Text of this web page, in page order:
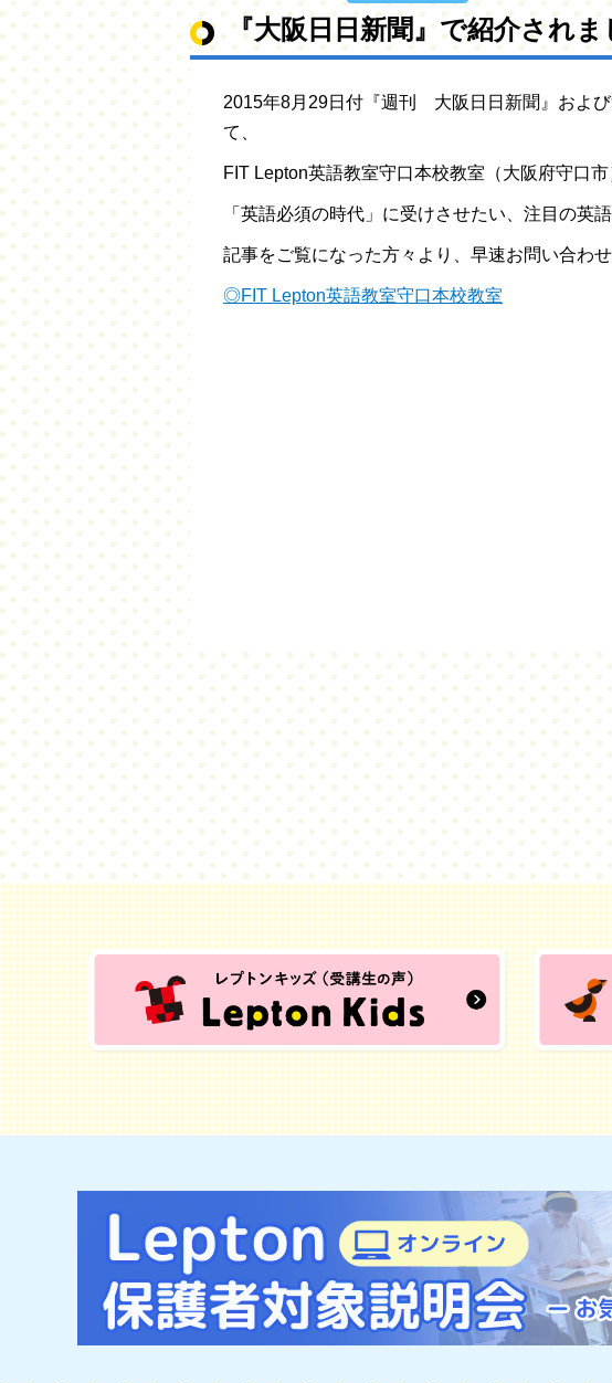
『大阪日日新聞』で紹介されま
2015年8月29日付『週刊 大阪日日新聞』およ
て、
FIT Lepton英語教室守口本校教室（大阪府守口市
「英語必須の時代」に受けさせたい、注目の英
記事をご覧になった方々より、早速お問い合わせ
◎FIT Lepton英語教室守口本校教室